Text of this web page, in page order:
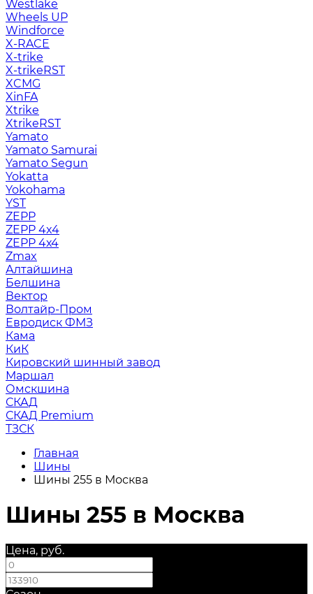
Westlake
Wheels UP
Windforce
X-RACE
X-trike
X-trikeRST
XCMG
XinFA
Xtrike
XtrikeRST
Yamato
Yamato Samurai
Yamato Segun
Yokatta
Yokohama
YST
ZEPP
ZEPP 4x4
ZEPP 4х4
Zmax
Алтайшина
Белшина
Вектор
Волтайр-Пром
Евродиск ФМЗ
Кама
КиК
Кировский шинный завод
Маршал
Омскшина
СКАД
СКАД Premium
ТЗСК
Главная
Шины
Шины 255 в Москва
Шины 255 в Москва
Цена, руб.